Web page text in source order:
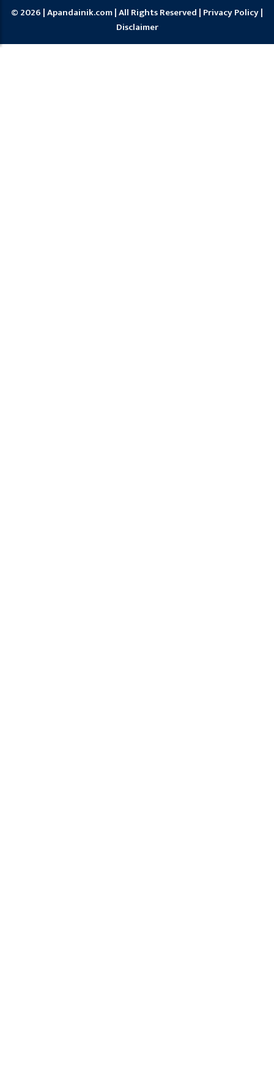
© 2026 | Apandainik.com | All Rights Reserved | Privacy Policy|
Disclaimer